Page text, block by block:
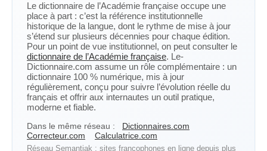
Le dictionnaire de l’Académie française occupe une
place à part : c’est la référence institutionnelle
historique de la langue, dont le rythme de mise à jour
s’étend sur plusieurs décennies pour chaque édition.
Pour un point de vue institutionnel, on peut consulter le
dictionnaire de l’Académie française. Le-
Dictionnaire.com assume un rôle complémentaire : un
dictionnaire 100 % numérique, mis à jour
régulièrement, conçu pour suivre l’évolution réelle du
français et offrir aux internautes un outil pratique,
moderne et fiable.
Dans le même réseau :
Dictionnaires.com
Correcteur.com
Calculatrice.com
Réseau Semantiak : sites francophones en ligne depuis plus